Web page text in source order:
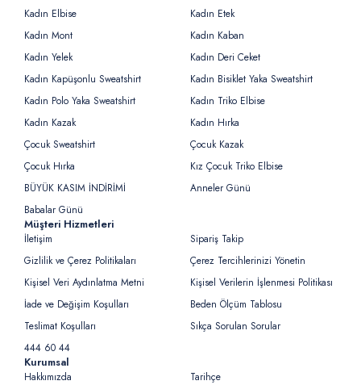
Kadın Elbise
Kadın Etek
Kadın Mont
Kadın Kaban
Kadın Yelek
Kadın Deri Ceket
Kadın Kapüşonlu Sweatshirt
Kadın Bisiklet Yaka Sweatshirt
Kadın Polo Yaka Sweatshirt
Kadın Triko Elbise
Kadın Kazak
Kadın Hırka
Çocuk Sweatshirt
Çocuk Kazak
Çocuk Hırka
Kız Çocuk Triko Elbise
BÜYÜK KASIM İNDİRİMİ
Anneler Günü
Babalar Günü
Müşteri Hizmetleri
İletişim
Sipariş Takip
Gizlilik ve Çerez Politikaları
Çerez Tercihlerinizi Yönetin
Kişisel Veri Aydınlatma Metni
Kişisel Verilerin İşlenmesi Politikası
İade ve Değişim Koşulları
Beden Ölçüm Tablosu
Teslimat Koşulları
Sıkça Sorulan Sorular
444 60 44
Kurumsal
Hakkımızda
Tarihçe